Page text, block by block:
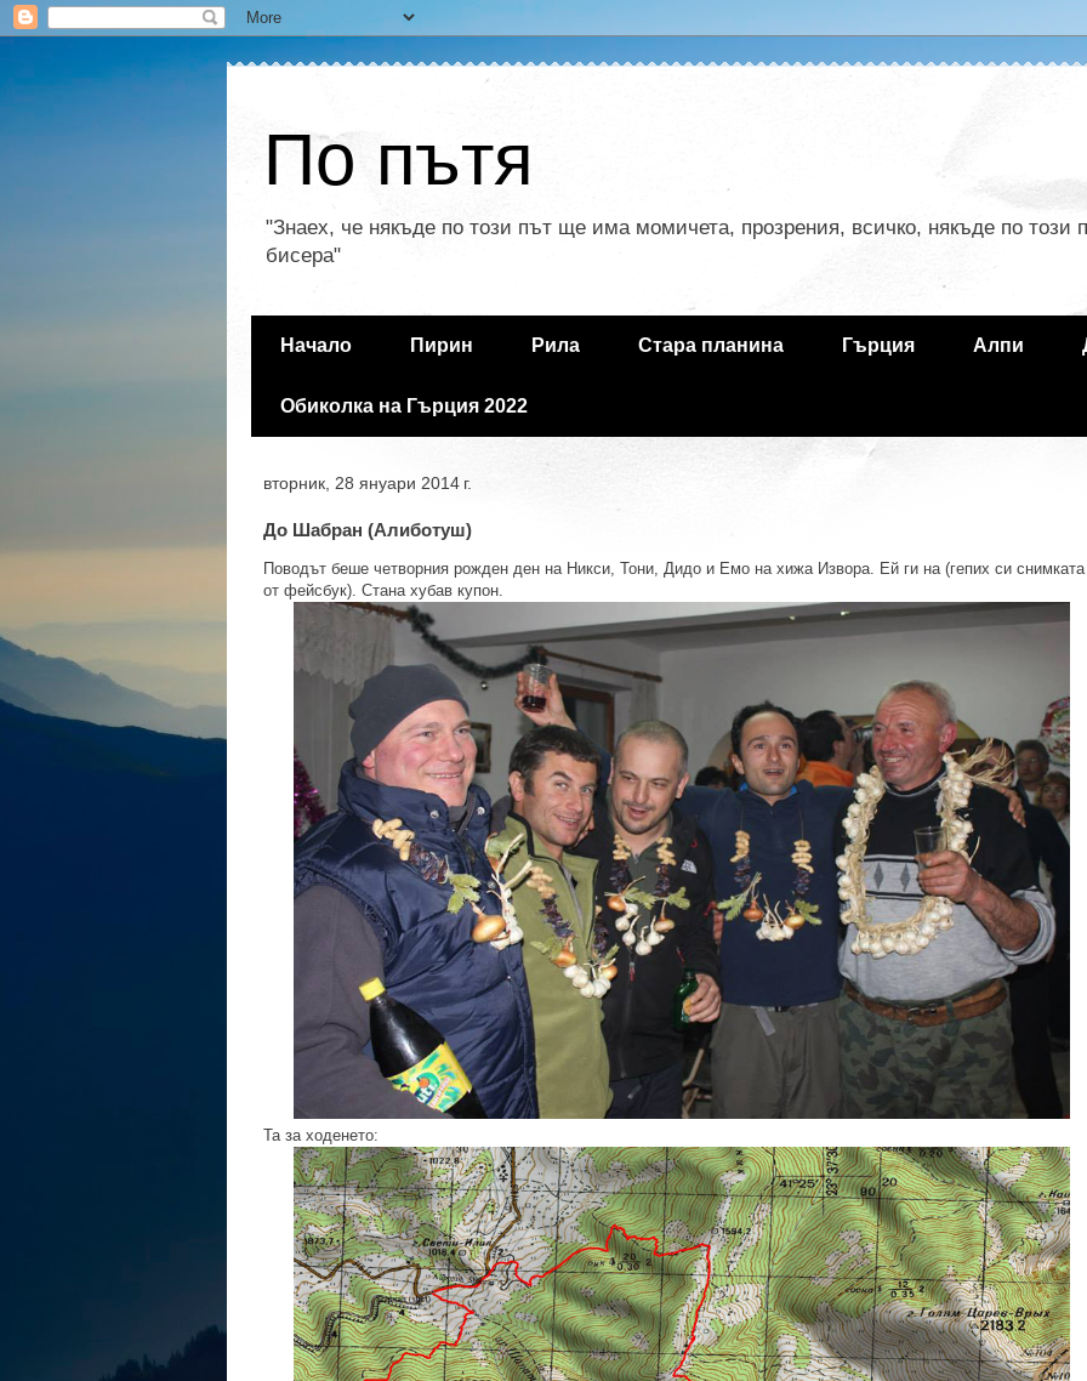
По пътя
"Знаех, че някъде по този път ще има момичета, прозрения, всичко, някъде по
бисера"
Начало Пирин Рила Стара планина Гърция Алпи
Обиколка на Гърция 2022
вторник, 28 януари 2014 г.
До Шабран (Алиботуш)
Поводът беше четворния рожден ден на Никси, Тони, Дидо и Емо на хижа Извора. Ей ги на (гепих си снимката
от фейсбук). Стана хубав купон.
Та за ходенето: